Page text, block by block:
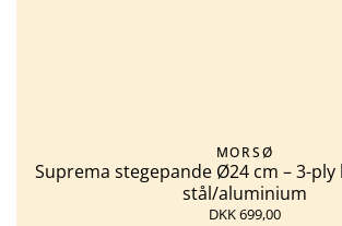
MORSØ
Suprema stegepande Ø24 cm – 3-
stål/aluminium
DKK 699,00